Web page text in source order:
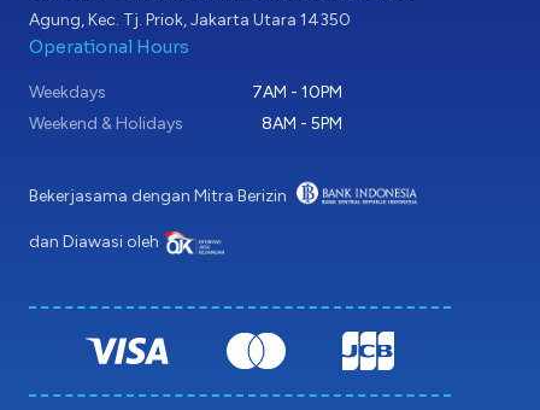
Agung, Kec. Tj. Priok, Jakarta Utara 14350
Operational Hours
Weekdays
7AM - 10PM
Weekend & Holidays
8AM - 5PM
Bekerjasama dengan Mitra Berizin
dan Diawasi oleh